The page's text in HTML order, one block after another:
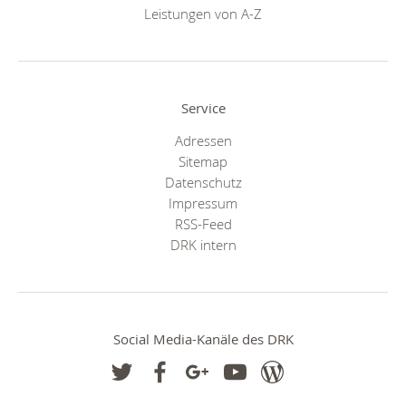
Leistungen von A-Z
Service
Adressen
Sitemap
Datenschutz
Impressum
RSS-Feed
DRK intern
Social Media-Kanäle des DRK